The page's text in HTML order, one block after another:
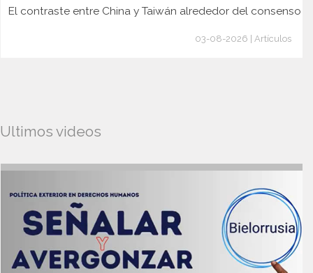
El contraste entre China y Taiwán alrededor del consenso
03-08-2026 | Artículos
Ultimos videos